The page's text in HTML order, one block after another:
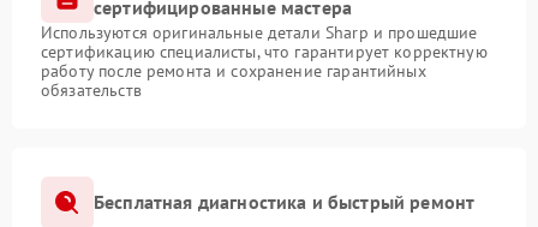
сертифицированные мастера
Используются оригинальные детали Sharp и прошедшие
сертификацию специалисты, что гарантирует корректную
работу после ремонта и сохранение гарантийных
обязательств
Бесплатная диагностика и быстрый ремонт